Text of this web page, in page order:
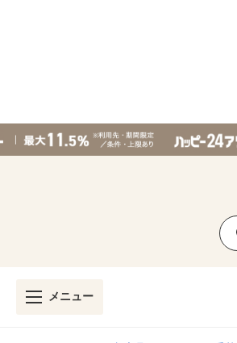
メニュー